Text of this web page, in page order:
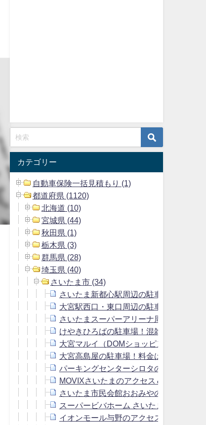
カテゴリー
自動車保険一括見積もり (1)
都道府県 (1120)
北海道 (10)
宮城県 (44)
秋田県 (1)
栃木県 (3)
群馬県 (28)
埼玉県 (40)
さいたま市 (34)
さいたま新都心駅周辺の駐車場！最大料
大宮駅西口・東口周辺の駐車場！無料割
さいたまスーパーアリーナ周辺の駐車
けやきひろばの駐車場！混雑状況・料金
大宮マルイ（DOMショッピングセンタ
大宮高島屋の駐車場！料金はいくら？ゴ
パーキングセンターシロタの駐車場！料
MOVIXさいたまのアクセス＆駐車場！
さいたま市民会館おおみやのアクセス＆
スーパービバホーム さいたま新都心店
イオンモール与野のアクセス＆駐車場！